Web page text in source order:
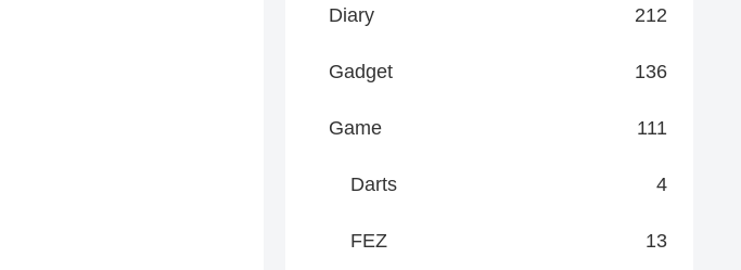
Diary 212
Gadget 136
Game 111
Darts 4
FEZ 13